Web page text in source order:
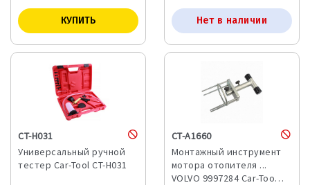
Нет в наличии
CT-H031
Универсальный ручной
тестер Car-Tool CT-H031
CT-A1660
Монтажный инструмент
мотора отопителя ...
VOLVO 9997284 Car-Too…